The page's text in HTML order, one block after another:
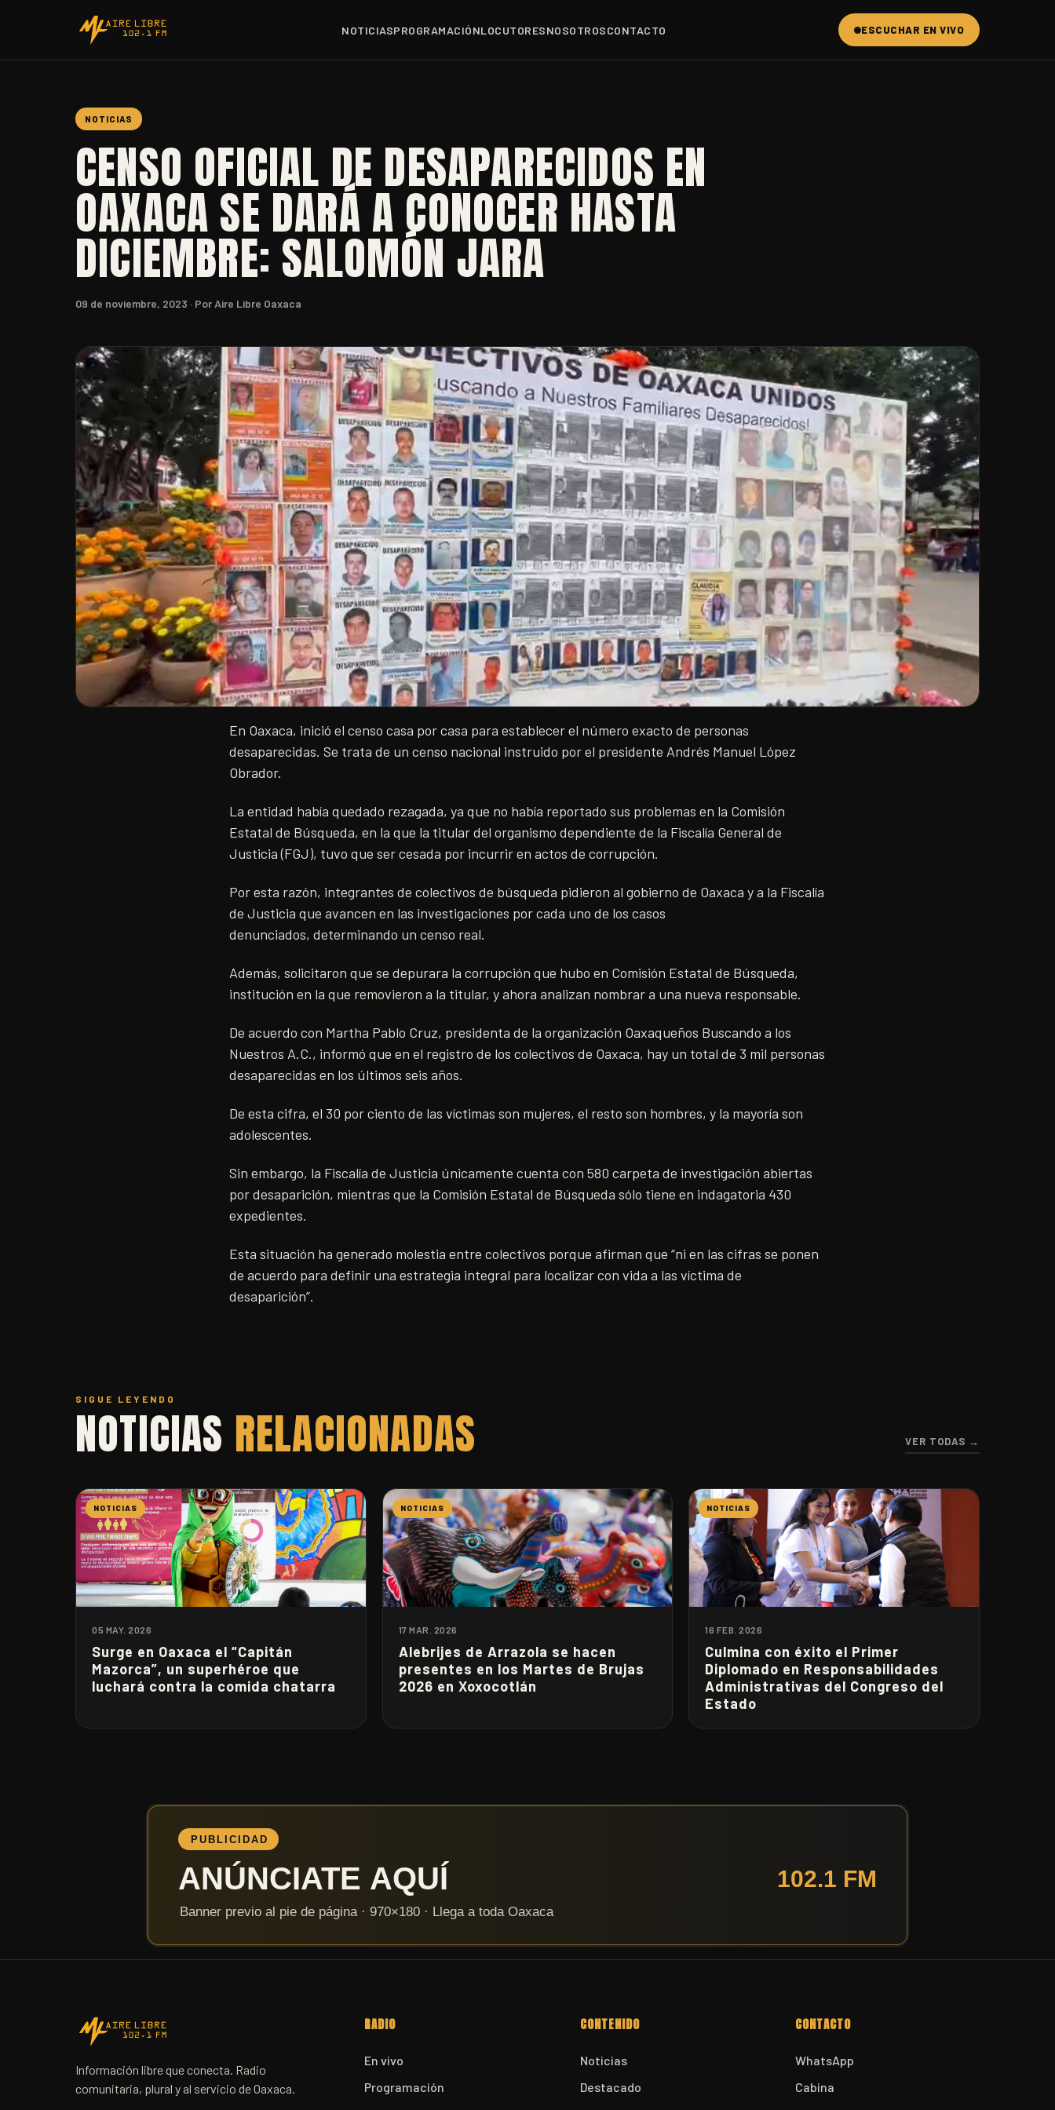
NOTICIASPROGRAMACIÓNLOCUTORESNOSOTROSCONTACTO ESCUCHAR EN VIVO
NOTICIAS
CENSO OFICIAL DE DESAPARECIDOS EN
OAXACA SE DARÁ A CONOCER HASTA
DICIEMBRE: SALOMÓN JARA
09 de noviembre, 2023 · Por Aire Libre Oaxaca
En Oaxaca, inició el censo casa por casa para establecer el número exacto de personas
desaparecidas. Se trata de un censo nacional instruido por el presidente Andrés Manuel López
Obrador.
La entidad había quedado rezagada, ya que no había reportado sus problemas en la Comisión
Estatal de Búsqueda, en la que la titular del organismo dependiente de la Fiscalía General de
Justicia (FGJ), tuvo que ser cesada por incurrir en actos de corrupción.
Por esta razón, integrantes de colectivos de búsqueda pidieron al gobierno de Oaxaca y a la Fiscalía
de Justicia que avancen en las investigaciones por cada uno de los casos
denunciados, determinando un censo real.
Además, solicitaron que se depurara la corrupción que hubo en Comisión Estatal de Búsqueda,
institución en la que removieron a la titular, y ahora analizan nombrar a una nueva responsable.
De acuerdo con Martha Pablo Cruz, presidenta de la organización Oaxaqueños Buscando a los
Nuestros A.C., informó que en el registro de los colectivos de Oaxaca, hay un total de 3 mil personas
desaparecidas en los últimos seis años.
De esta cifra, el 30 por ciento de las víctimas son mujeres, el resto son hombres, y la mayoría son
adolescentes.
Sin embargo, la Fiscalía de Justicia únicamente cuenta con 580 carpeta de investigación abiertas
por desaparición, mientras que la Comisión Estatal de Búsqueda sólo tiene en indagatoria 430
expedientes.
Esta situación ha generado molestia entre colectivos porque afirman que “ni en las cifras se ponen
de acuerdo para definir una estrategia integral para localizar con vida a las víctima de
desaparición”.
SIGUE LEYENDO
NOTICIAS RELACIONADAS VER TODAS →
NOTICIAS
05 MAY. 2026
Surge en Oaxaca el “Capitán
Mazorca”, un superhéroe que
luchará contra la comida chatarra
NOTICIAS
17 MAR. 2026
Alebrijes de Arrazola se hacen
presentes en los Martes de Brujas
2026 en Xoxocotlán
NOTICIAS
16 FEB. 2026
Culmina con éxito el Primer
Diplomado en Responsabilidades
Administrativas del Congreso del
Estado
Información libre que conecta. Radio
comunitaria, plural y al servicio de Oaxaca.
RADIO
En vivo
Programación
CONTENIDO
Noticias
Destacado
CONTACTO
WhatsApp
Cabina